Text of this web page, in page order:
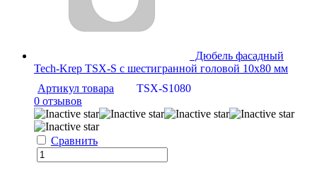
Дюбель фасадный
Tech-Krep TSX-S с шестигранной головой 10х80 мм
Артикул товара
TSX-S1080
0 отзывов
Сравнить